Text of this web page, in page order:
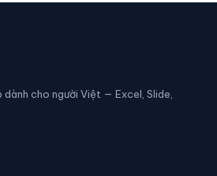
cho người Việt — Excel, Slide,